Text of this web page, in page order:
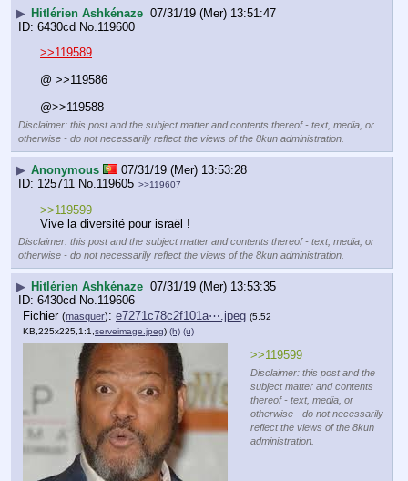
▶ Hitlérien Ashkénaze 07/31/19 (Mer) 13:51:47
6430cd No. 119600
>>119589
@ >>119586
@>>119588
Disclaimer: this post and the subject matter and contents thereof - text, media, or
otherwise - do not necessarily reflect the views of the 8kun administration.
▶ Anonymous
07/31/19 (Mer) 13:53:28
125711 No. 119605 >>119607
>>119599
Vive la diversité pour israël !
Disclaimer: this post and the subject matter and contents thereof - text, media, or
otherwise - do not necessarily reflect the views of the 8kun administration.
▶ Hitlérien Ashkénaze 07/31/19 (Mer) 13:53:35
6430cd No. 119606
Fichier (masquer): e7271c78c2f101a⋯.jpeg (5.52
KB,225x225,1:1,serveimage.jpeg) (h) (u)
>>119599
Disclaimer: this post and the
subject matter and contents
thereof - text, media, or
otherwise - do not necessarily
reflect the views of the 8kun
administration.